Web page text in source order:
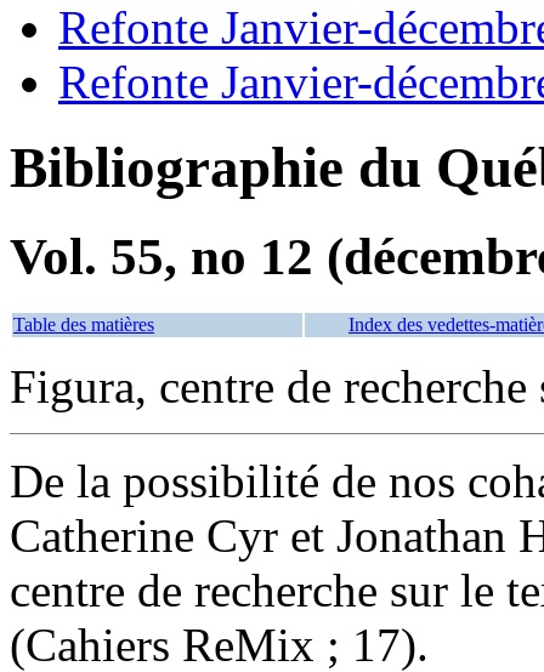
Refonte Janvier-
Refonte Janvier-
Bibliographie du
Vol. 55, no 12
Table des matières Index des vedettes-
Figura, centre de
De la possibilité de nos
Catherine Cyr et
centre de recherche sur le
(Cahiers ReMix ; 17).